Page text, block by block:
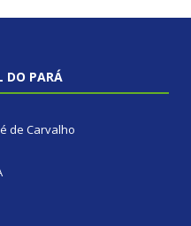
DO PARÁ
de Carvalho